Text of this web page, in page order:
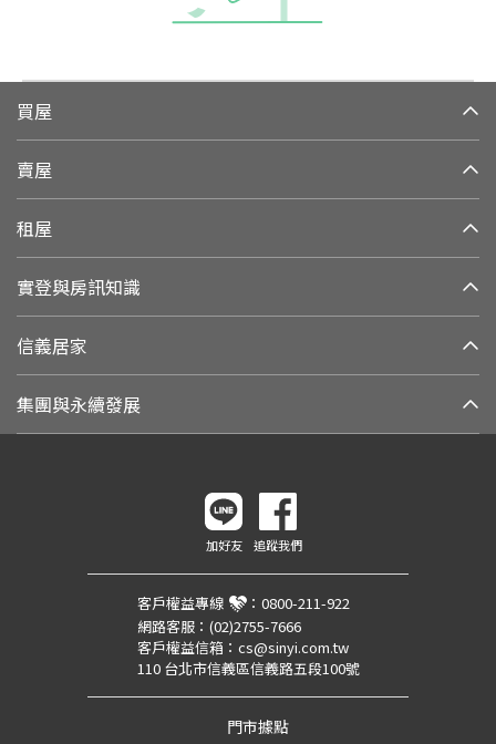
買屋
賣屋
租屋
實登與房訊知識
信義居家
集團與永續發展
加好友 追蹤我們
客戶權益專線 ： 0800-211-922
網路客服： (02)2755-7666
客戶權益信箱： cs@sinyi.com.tw
110 台北市信義區信義路五段100號
門市據點